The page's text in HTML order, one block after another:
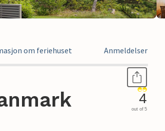
om feriehuset Anmeldelser
4
out of 5